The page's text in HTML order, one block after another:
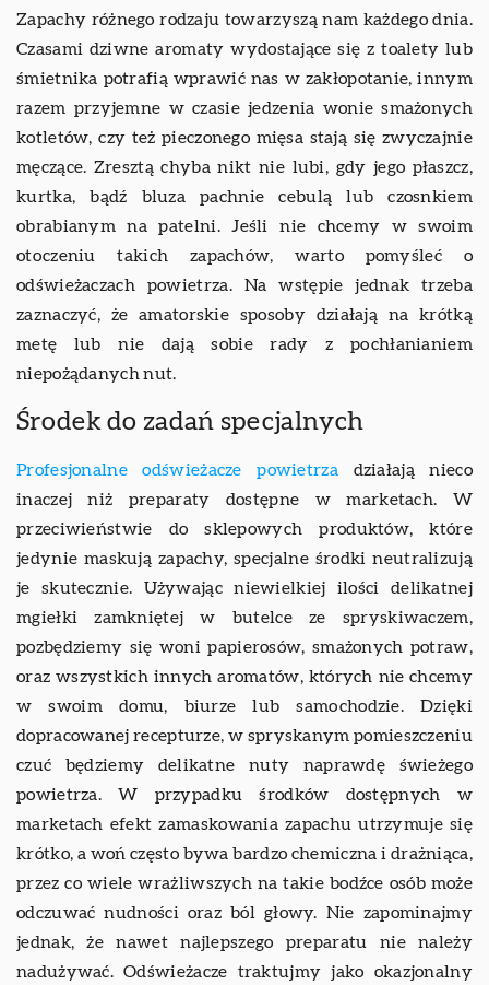
Zapachy różnego rodzaju towarzyszą nam każdego dnia.
Czasami dziwne aromaty wydostające się z toalety lub
śmietnika potrafią wprawić nas w zakłopotanie, innym
razem przyjemne w czasie jedzenia wonie smażonych
kotletów, czy też pieczonego mięsa stają się zwyczajnie
męczące. Zresztą chyba nikt nie lubi, gdy jego płaszcz,
kurtka, bądź bluza pachnie cebulą lub czosnkiem
obrabianym na patelni. Jeśli nie chcemy w swoim
otoczeniu takich zapachów, warto pomyśleć o
odświeżaczach powietrza. Na wstępie jednak trzeba
zaznaczyć, że amatorskie sposoby działają na krótką
metę lub nie dają sobie rady z pochłanianiem
niepożądanych nut.
Środek do zadań specjalnych
Profesjonalne odświeżacze powietrza działają nieco
inaczej niż preparaty dostępne w marketach. W
przeciwieństwie do sklepowych produktów, które
jedynie maskują zapachy, specjalne środki neutralizują
je skutecznie. Używając niewielkiej ilości delikatnej
mgiełki zamkniętej w butelce ze spryskiwaczem,
pozbędziemy się woni papierosów, smażonych potraw,
oraz wszystkich innych aromatów, których nie chcemy
w swoim domu, biurze lub samochodzie. Dzięki
dopracowanej recepturze, w spryskanym pomieszczeniu
czuć będziemy delikatne nuty naprawdę świeżego
powietrza. W przypadku środków dostępnych w
marketach efekt zamaskowania zapachu utrzymuje się
krótko, a woń często bywa bardzo chemiczna i drażniąca,
przez co wiele wrażliwszych na takie bodźce osób może
odczuwać nudności oraz ból głowy. Nie zapominajmy
jednak, że nawet najlepszego preparatu nie należy
nadużywać. Odświeżacze traktujmy jako okazjonalny